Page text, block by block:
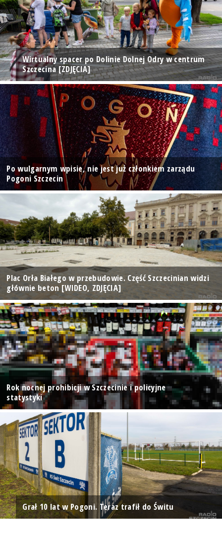
Wirtualny spacer po Dolinie Dolnej Odry w centrum
Szczecina [ZDJĘCIA]
Po wulgarnym wpisie, nie jest już członkiem zarządu
Pogoni Szczecin
Plac Orła Białego w przebudowie. Część Szczecinian widzi
głównie beton [WIDEO, ZDJĘCIA]
Rok nocnej prohibicji w Szczecinie i policyjne
statystyki
Grał 10 lat w Pogoni. Teraz trafił do Świtu